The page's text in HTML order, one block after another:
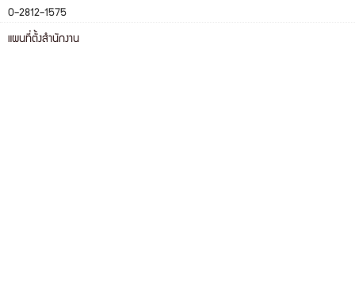
0-2812-1575
แผนที่ตั้งสำนักงาน